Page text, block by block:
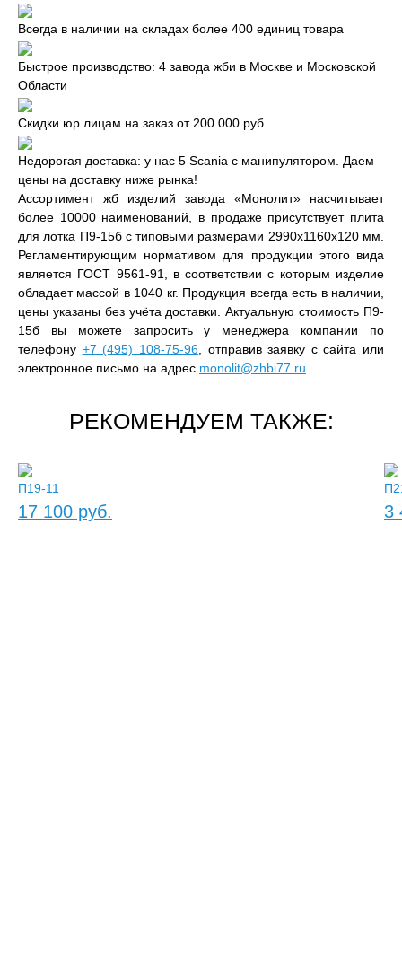
Всегда в наличии на складах более 400 единиц товара
Быстрое производство: 4 завода жби в Москве и Московской
Области
Скидки юр.лицам на заказ от 200 000 руб.
Недорогая доставка: у нас 5 Scania с манипулятором. Даем
цены на доставку ниже рынка!
Ассортимент жб изделий завода «Монолит» насчитывает
более 10000 наименований, в продаже присутствует плита
для лотка П9-15б с типовыми размерами 2990x1160x120 мм.
Регламентирующим нормативом для продукции этого вида
является ГОСТ 9561-91, в соответствии с которым изделие
обладает массой в 1040 кг. Продукция всегда есть в наличии,
цены указаны без учёта доставки. Актуальную стоимость П9-
15б вы можете запросить у менеджера компании по
телефону +7 (495) 108-75-96, отправив заявку с сайта или
электронное письмо на адрес monolit@zhbi77.ru
РЕКОМЕНДУЕМ ТАКЖЕ:
П19-11
17 100 руб. 3